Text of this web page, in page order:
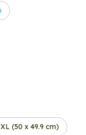
XL (50 x 49.9 cm)